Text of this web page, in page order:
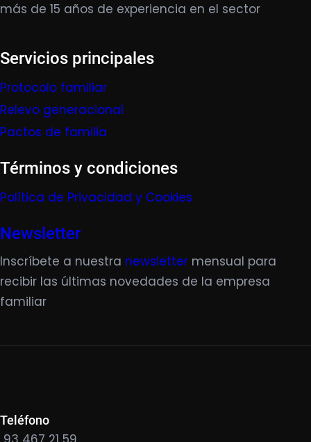
más de 15 años de experiencia en el sector
Servicios principales
Protocolo familiar
Relevo generacional
Pactos de familia
Términos y condiciones
Política de Privacidad y Cookies
Newsletter
Inscríbete a nuestra newsletter mensual para
recibir las últimas novedades de la empresa
familiar
Teléfono